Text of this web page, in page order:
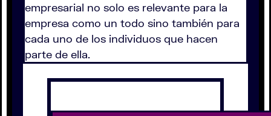
empresarial no solo es relevante para la
empresa como un todo sino también para
cada uno de los individuos que hacen
parte de ella.